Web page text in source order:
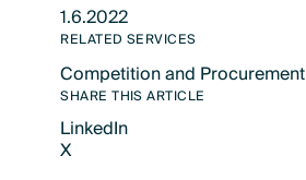
1.6.2022
RELATED SERVICES
Competition and Procurement
Text Link
SHARE THIS ARTICLE
LinkedIn
LinkedIn
X